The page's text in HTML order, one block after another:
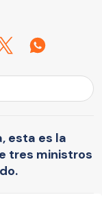
esta es la
tres ministros